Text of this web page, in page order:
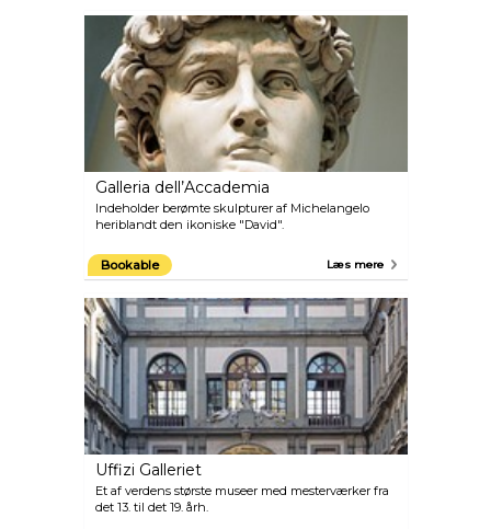
Galleria dell’Accademia
Indeholder berømte skulpturer af Michelangelo
heriblandt den ikoniske "David".
Bookable Læs mere
Uffizi Galleriet
Et af verdens største museer med mesterværker fra
det 13. til det 19. årh.